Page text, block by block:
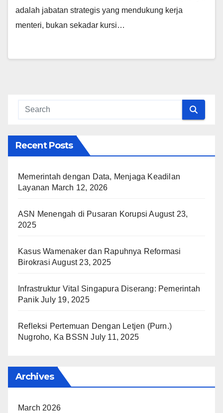
adalah jabatan strategis yang mendukung kerja
menteri, bukan sekadar kursi…
Recent Posts
Memerintah dengan Data, Menjaga Keadilan
Layanan March 12, 2026
ASN Menengah di Pusaran Korupsi August 23,
2025
Kasus Wamenaker dan Rapuhnya Reformasi
Birokrasi August 23, 2025
Infrastruktur Vital Singapura Diserang: Pemerintah
Panik July 19, 2025
Refleksi Pertemuan Dengan Letjen (Purn.)
Nugroho, Ka BSSN July 11, 2025
Archives
March 2026